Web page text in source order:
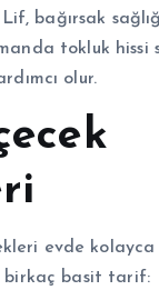
bağırsak
tokluk
olur.
evde kolayca
birkaç basit tarif: